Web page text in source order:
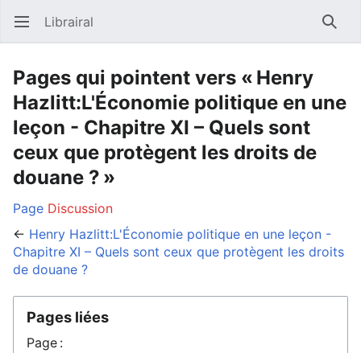
Ouvrir le menu principal Librairal
Pages qui pointent vers « Henry
Hazlitt:L'Économie politique en une
leçon - Chapitre XI – Quels sont
ceux que protègent les droits de
douane ? »
Page Discussion
← Henry Hazlitt:L'Économie politique en une leçon -
Chapitre XI – Quels sont ceux que protègent les droits
de douane ?
Pages liées
Page :